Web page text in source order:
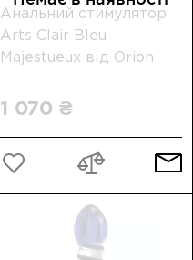
Анальний стимулятор
Arts Clair Bleu
Majestueux від Orion
1 070 ₴